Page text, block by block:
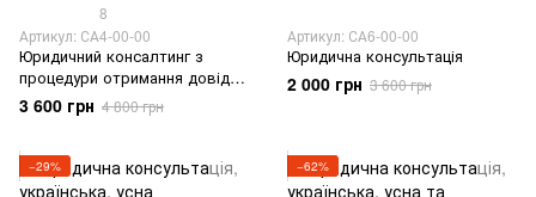
8
Артикул: СА4-00-00
Юридичний консалтинг з
процедури отримання довідки
про підтвердження
громадянства дитини та
паспорта громадянина України
за межами України.
3 600 грн 4 800 грн
Артикул: СА6-00-00
Юридична консультація
2 000 грн 3 600 грн
−29% −62%